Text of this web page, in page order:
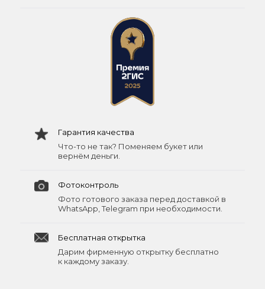
Гарантия качества
Что-то не так? Поменяем букет или
вернём деньги.
Фотоконтроль
Фото готового заказа перед доставкой в
WhatsApp, Telegram при необходимости.
Бесплатная открытка
Дарим фирменную открытку бесплатно
к каждому заказу.